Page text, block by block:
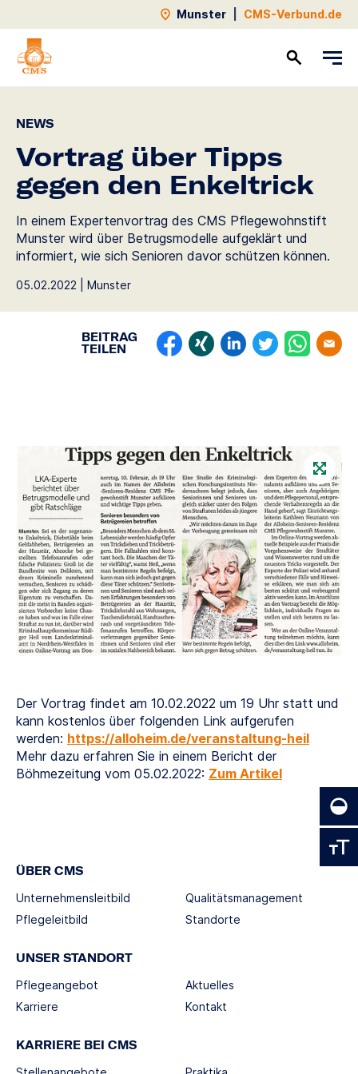
Munster CMS-Verbund.de
NEWS
Vortrag über Tipps
gegen den Enkeltrick
In einem Expertenvortrag des CMS Pflegewohnstift
Munster wird über Betrugsmodelle aufgeklärt und
informiert, wie sich Senioren davor schützen können.
05.02.2022 | Munster
BEITRAG
TEILEN
Der Vortrag findet am 10.02.2022 um 19 Uhr statt und
kann kostenlos über folgenden Link aufgerufen
werden: https://alloheim.de/veranstaltung-heil
Mehr dazu erfahren Sie in einem Bericht der
Böhmezeitung vom 05.02.2022: Zum Artikel
ÜBER CMS
Unternehmensleitbild
Pflegeleitbild
Qualitätsmanagement
Standorte
UNSER STANDORT
Pflegeangebot
Karriere
Aktuelles
Kontakt
KARRIERE BEI CMS